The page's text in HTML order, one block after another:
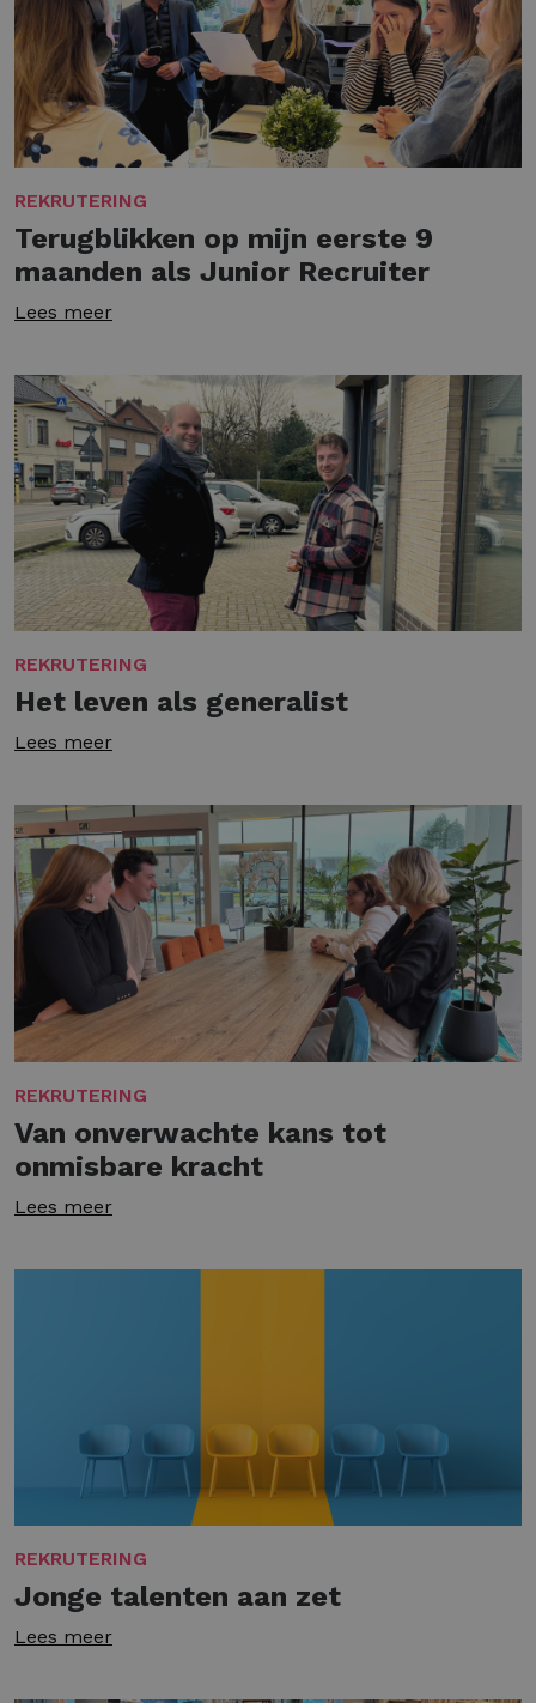
REKRUTERING
Terugblikken op mijn eerste 9
maanden als Junior Recruiter
Lees meer
REKRUTERING
Het leven als generalist
Lees meer
REKRUTERING
Van onverwachte kans tot
onmisbare kracht
Lees meer
REKRUTERING
Jonge talenten aan zet
Lees meer